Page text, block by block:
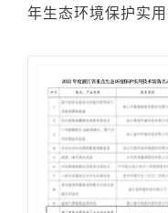
年生态环境保护实